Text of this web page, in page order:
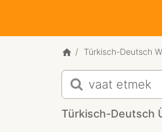
Türkisch-Deutsch
Türkisch-
Deutsch
Übersetzung
für
Türkisch-Deutsch